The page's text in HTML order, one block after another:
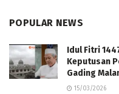
POPULAR NEWS
Idul Fitri
Keputusan
Gading
15/03/2026